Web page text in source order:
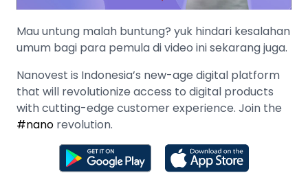
Mau untung malah buntung? yuk hindari kesalahan
umum bagi para pemula di video ini sekarang juga.
Nanovest is Indonesia’s new-age digital platform
that will revolutionize access to digital products
with cutting-edge customer experience. Join the
#nano revolution.